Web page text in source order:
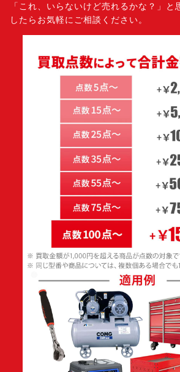
「これ、いらないけど売れるかな？」と
したら お気軽にご相談ください。